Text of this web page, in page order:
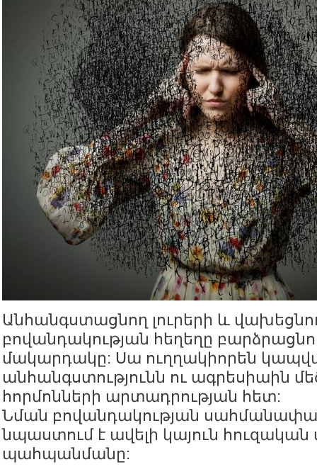
Անհանգստացնող լուրերի և
բովանդակության հեղեղը
մակարդակը: Սա ուղղակիորեն
անհանգստությունն ու ագրեսիաին
հորմոնների արտադրության հետ:
Նման բովանդակության
նպաստում է ավելի կայուն հուզական
պահպանմանը: